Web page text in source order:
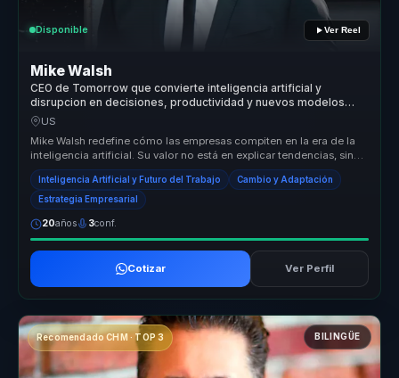
Disponible Ver Reel
Mike Walsh
CEO de Tomorrow que convierte inteligencia artificial y
disrupcion en decisiones, productividad y nuevos modelos
operativos para lideres y empresas.
US
Mike Walsh redefine cómo las empresas compiten en la era de la
inteligencia artificial. Su valor no está en explicar tendencias, sino
en ...
Inteligencia Artificial y Futuro del Trabajo Cambio y Adaptación
Estrategia Empresarial
20años 3conf.
Cotizar Ver Perfil
Recomendado CHM · TOP 3 BILINGÜE